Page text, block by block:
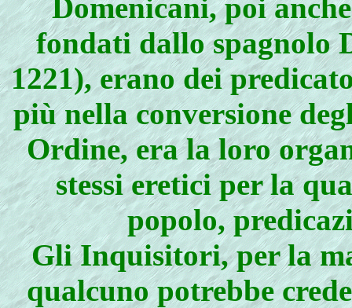
Domenicani, poi
fondati dallo spagnolo
1221), erano dei
più nella conversione
Ordine, era la loro
stessi eretici per la
popolo,
Gli Inquisitori, per la
qualcuno potrebbe